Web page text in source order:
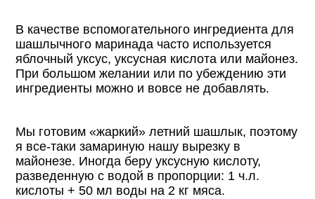
В качестве вспомогательного ингредиента для
шашлычного маринада часто используется
яблочный уксус, уксусная кислота или майонез.
При большом желании или по убеждению эти
ингредиенты можно и вовсе не добавлять.
Мы готовим «жаркий» летний шашлык, поэтому
я все-таки замариную нашу вырезку в
майонезе. Иногда беру уксусную кислоту,
разведенную с водой в пропорции: 1 ч.л.
кислоты + 50 мл воды на 2 кг мяса.